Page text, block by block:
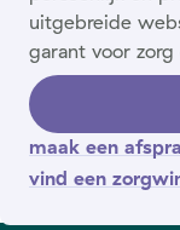
uitgebreide
garant voor
maak een
vind een